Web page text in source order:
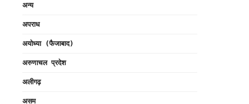
अन्य
अपराध
अयोध्या (फैजाबाद)
अरुणाचल प्रदेश
अलीगढ़
असम